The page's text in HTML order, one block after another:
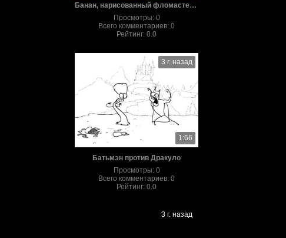
Банан, нарисованный фломастером
Просмотры: 0
Всего комментариев: 0
Рейтинг: 0.0
3 г. назад
1:66
Батьмэн против Дракуло
Просмотры: 0
Всего комментариев: 0
Рейтинг: 0.0
3 г. назад